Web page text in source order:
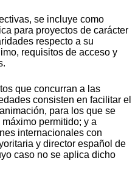
se incluye como
para proyectos de carácter
respecto a su
requisitos de acceso y
que concurran a las
consisten en facilitar el
para los que se
permitido; y a
internacionales con
y director español de
caso no se aplica dicho